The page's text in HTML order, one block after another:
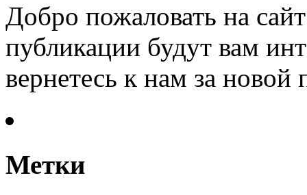
Добро пожаловать на
публикации будут вам
вернетесь к нам за
Метки